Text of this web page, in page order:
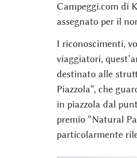
Campeggi.com di
assegnato per il
I riconoscimenti,
viaggiatori,
destinato alle
Piazzola”, che
in piazzola dal
premio “Natural
particolarmente